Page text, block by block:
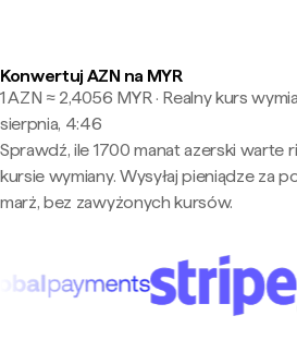
Konwertuj AZN na MYR
1 AZN ≈ 2,4056 MYR · Realny kurs
sierpnia, 4:46
Sprawdź, ile 1700 manat azerski warte
kursie wymiany. Wysyłaj pieniądze
marż, bez zawyżonych kursów.